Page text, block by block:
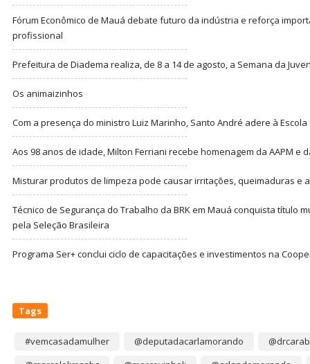
Fórum Econômico de Mauá debate futuro da indústria e reforça
profissional
Prefeitura de Diadema realiza, de 8 a 14 de agosto, a Semana da
Os animaizinhos
Com a presença do ministro Luiz Marinho, Santo André adere à
Aos 98 anos de idade, Milton Ferriani recebe homenagem da AAPM e
Misturar produtos de limpeza pode causar irritações, queimaduras e
Técnico de Segurança do Trabalho da BRK em Mauá conquista título
pela Seleção Brasileira
Programa Ser+ conclui ciclo de capacitações e investimentos na
Tags
#vemcasadamulher @deputadacarlamorando